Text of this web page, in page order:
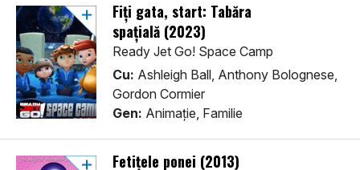
Fiți gata, start: Tabăra
spațială (2023)
Ready Jet Go! Space Camp
Cu: Ashleigh Ball, Anthony Bolognese,
Gordon Cormier
Gen: Animaţie, Familie
Fetițele ponei (2013)